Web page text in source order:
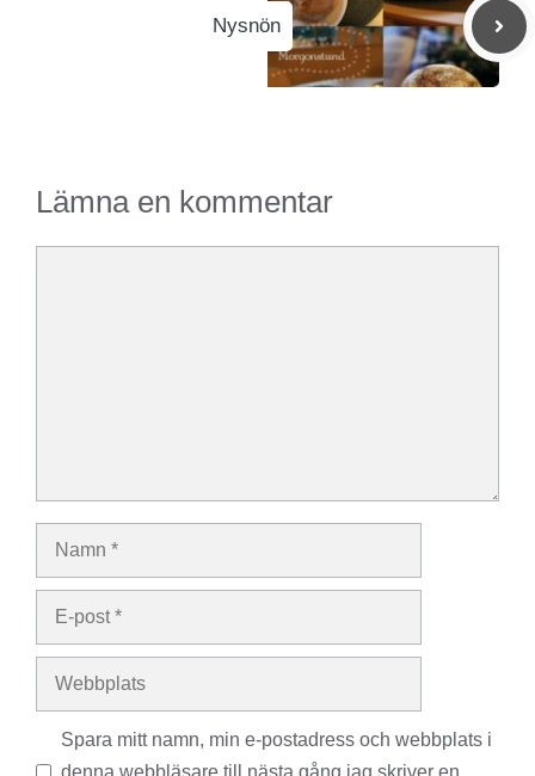
Nysnön
Lämna en kommentar
Namn
Webbplats
Spara mitt namn, min e-postadress och webbplats i
denna webbläsare till nästa gång jag skriver en